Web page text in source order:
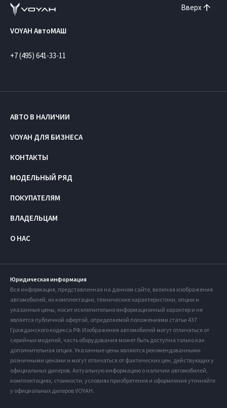
Вверх
VOYAH АвтоМАШ
+7 (495) 641-33-11
АВТО В НАЛИЧИИ
VOYAH ДЛЯ БИЗНЕСА
КОНТАКТЫ
МОДЕЛЬНЫЙ РЯД
ПОКУПАТЕЛЯМ
ВЛАДЕЛЬЦАМ
О НАС
Юридическая информация
Вся информация, представленная на данном сайте, включая изображения
автомобилей, их комплектации, технические характеристики, опции и
указанные цены, носит исключительно информационный характер и не
является публичной офертой, определяемой положениями статьи 437
Гражданского кодекса РФ. Изображения автомобилей могут отличаться от
серийных моделей, часть оборудования может быть доступна только как
дополнительная опция. Указанные цены являются рекомендованными
розничными ценами и могут отличаться от фактических цен, действующих у
официальных дилеров. Актуальную информацию о наличии автомобилей,
комплектациях, стоимости, условиях приобретения и оформления уточняйте
у официальных дилеров VOYAH.